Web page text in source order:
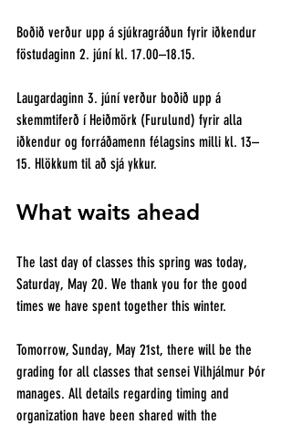
Boðið verður upp á sjúkragráðun fyrir iðkendur
föstudaginn 2. júní kl. 17.00–18.15.
Laugardaginn 3. júní verður boðið upp á
skemmtiferð í Heiðmörk (Furulund) fyrir alla
iðkendur og forráðamenn félagsins milli kl. 13–
15. Hlökkum til að sjá ykkur.
What waits ahead
The last day of classes this spring was today,
Saturday, May 20. We thank you for the good
times we have spent together this winter.
Tomorrow, Sunday, May 21st, there will be the
grading for all classes that sensei Vilhjálmur Þór
manages. All details regarding timing and
organization have been shared with the